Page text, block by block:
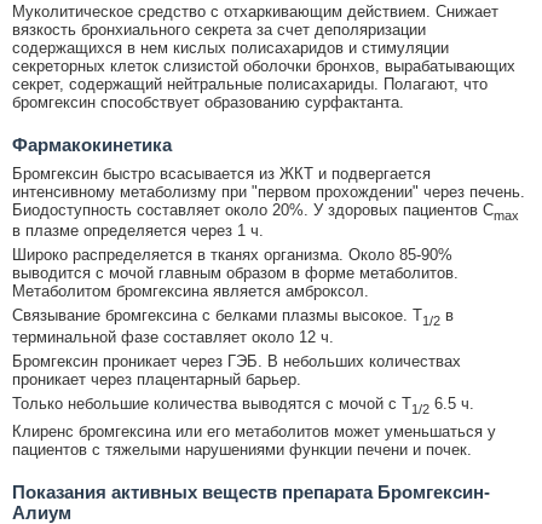
Муколитическое средство с отхаркивающим действием. Снижает
вязкость бронхиального секрета за счет деполяризации
содержащихся в нем кислых полисахаридов и стимуляции
секреторных клеток слизистой оболочки бронхов, вырабатывающих
секрет, содержащий нейтральные полисахариды. Полагают, что
бромгексин способствует образованию сурфактанта.
Фармакокинетика
Бромгексин быстро всасывается из ЖКТ и подвергается
интенсивному метаболизму при "первом прохождении" через печень.
Биодоступность составляет около 20%. У здоровых пациентов Cmax
в плазме определяется через 1 ч.
Широко распределяется в тканях организма. Около 85-90%
выводится с мочой главным образом в форме метаболитов.
Метаболитом бромгексина является амброксол.
Связывание бромгексина с белками плазмы высокое. T1/2 в
терминальной фазе составляет около 12 ч.
Бромгексин проникает через ГЭБ. В небольших количествах
проникает через плацентарный барьер.
Только небольшие количества выводятся с мочой с T1/2 6.5 ч.
Клиренс бромгексина или его метаболитов может уменьшаться у
пациентов с тяжелыми нарушениями функции печени и почек.
Показания активных веществ препарата Бромгексин-
Алиум